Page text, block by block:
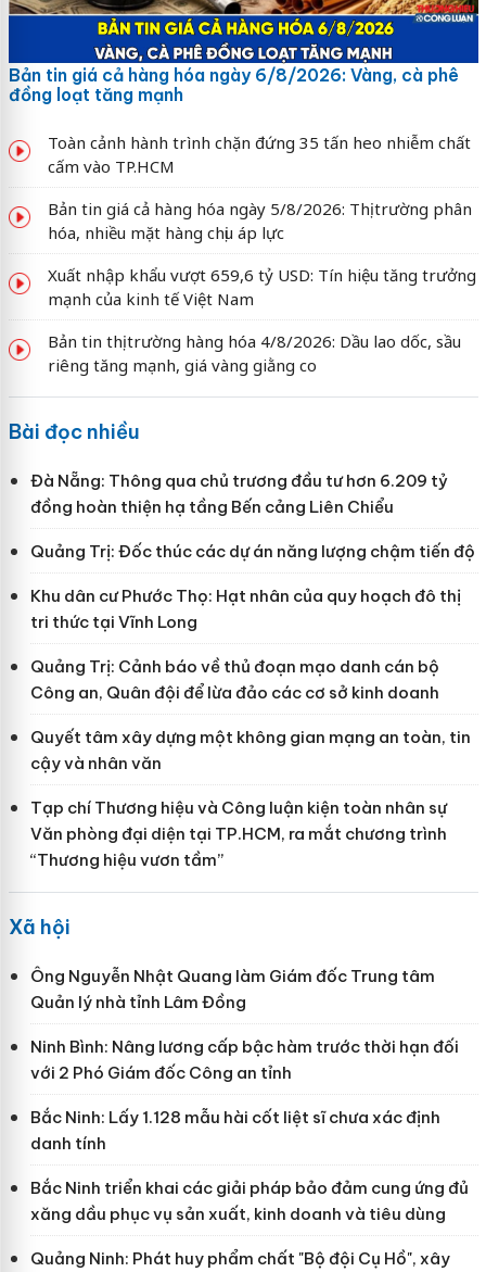
Bản tin giá cả hàng hóa ngày 6/8/2026: Vàng, cà phê
đồng loạt tăng mạnh
Toàn cảnh hành trình chặn đứng 35 tấn heo nhiễm chất
cấm vào TP.HCM
Bản tin giá cả hàng hóa ngày 5/8/2026: Thị trường phân
hóa, nhiều mặt hàng chịu áp lực
Xuất nhập khẩu vượt 659,6 tỷ USD: Tín hiệu tăng trưởng
mạnh của kinh tế Việt Nam
Bản tin thị trường hàng hóa 4/8/2026: Dầu lao dốc, sầu
riêng tăng mạnh, giá vàng giằng co
Bài đọc nhiều
Đà Nẵng: Thông qua chủ trương đầu tư hơn 6.209 tỷ
đồng hoàn thiện hạ tầng Bến cảng Liên Chiểu
Quảng Trị: Đốc thúc các dự án năng lượng chậm tiến độ
Khu dân cư Phước Thọ: Hạt nhân của quy hoạch đô thị
tri thức tại Vĩnh Long
Quảng Trị: Cảnh báo về thủ đoạn mạo danh cán bộ
Công an, Quân đội để lừa đảo các cơ sở kinh doanh
Quyết tâm xây dựng một không gian mạng an toàn, tin
cậy và nhân văn
Tạp chí Thương hiệu và Công luận kiện toàn nhân sự
Văn phòng đại diện tại TP.HCM, ra mắt chương trình
“Thương hiệu vươn tầm”
Xã hội
Ông Nguyễn Nhật Quang làm Giám đốc Trung tâm
Quản lý nhà tỉnh Lâm Đồng
Ninh Bình: Nâng lương cấp bậc hàm trước thời hạn đối
với 2 Phó Giám đốc Công an tỉnh
Bắc Ninh: Lấy 1.128 mẫu hài cốt liệt sĩ chưa xác định
danh tính
Bắc Ninh triển khai các giải pháp bảo đảm cung ứng đủ
xăng dầu phục vụ sản xuất, kinh doanh và tiêu dùng
Quảng Ninh: Phát huy phẩm chất "Bộ đội Cụ Hồ", xây